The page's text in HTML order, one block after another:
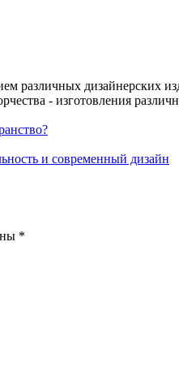
различных дизайнерских
- изготовления
и современный дизайн
*